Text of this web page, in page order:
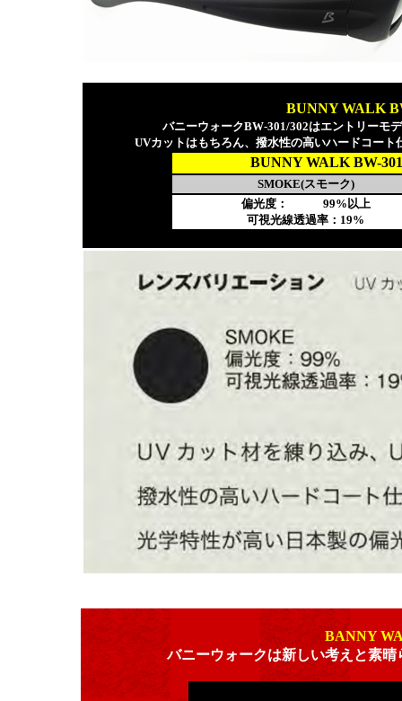
BUNNY WALK
バニーウォークBW-301/302はエントリーモ
UVカットはもちろん、撥水性の高いハードコー
BUNNY WALK BW-
SMOKE(スモーク)
偏光度： 99%以上
可視光線透過率：19%
BANNY
バニーウォークは新しい考えと素